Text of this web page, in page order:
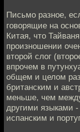
Письмо разное,
говорящие на
Китая, что
произношении
второй слог
впрочем в
общем и целом
британским и
меньше, чем
другими языками
испанским и